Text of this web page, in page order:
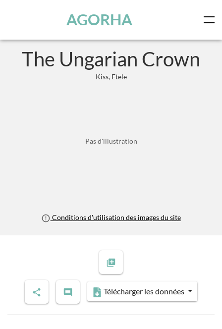
AGORHA
The Ungarian Crown
Kiss, Etele
Pas d'illustration
Conditions d'utilisation des images du site
Télécharger les données